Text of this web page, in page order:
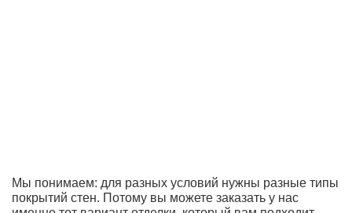
Мы понимаем: для разных условий нужны разные типы
покрытий стен. Потому вы можете заказать у нас